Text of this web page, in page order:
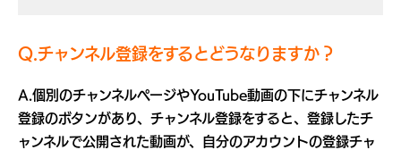
Q.チャンネル登録をするとどうなりますか？
A.個別のチャンネルページやYouTube動画の下にチャンネル
登録のボタンがあり、チャンネル登録をすると、登録したチ
ャンネルで公開された動画が、自分のアカウントの登録チャ